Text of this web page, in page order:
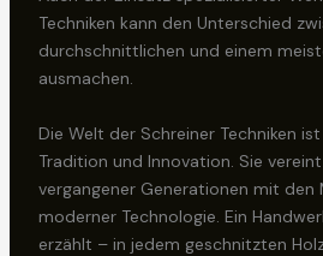
Techniken kann den Unterschied
durchschnittlichen und einem
ausmachen.
Die Welt der Schreiner Techniken
Tradition und Innovation. Sie
vergangener Generationen mit den
moderner Technologie. Ein
erzählt – in jedem geschnitzten